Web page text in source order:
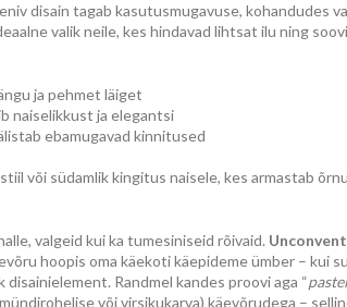
disain tagab kasutusmugavuse, kohandudes
valik neile, kes hindavad lihtsat ilu ning
ja pehmet läiget
naiselikkust ja elegantsi
ebamugavad kinnitused
või südamlik kingitus naisele, kes armastab
valgeid kui ka tumesiniseid rõivaid.
hoopis oma käekoti käepideme ümber – kui
Randmel kandes proovi aga “
või virsikukarva) käevõrudega –